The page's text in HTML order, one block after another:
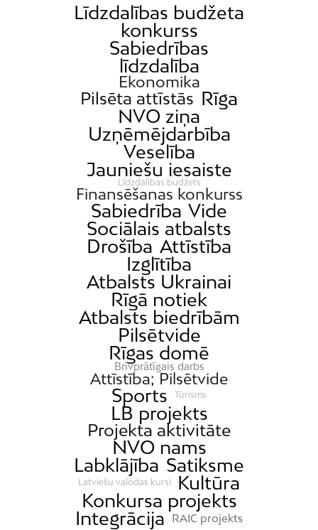
Līdzdalības budžeta
konkurss
Sabiedrības
līdzdalība
Ekonomika
Pilsēta attīstās Rīga
NVO ziņa
Uzņēmējdarbība
Veselība
Jauniešu iesaiste
Līdzdalības budžets
Finansēšanas konkurss
Sabiedrība Vide
Sociālais atbalsts
Drošība Attīstība
Izglītība
Atbalsts Ukrainai
Rīgā notiek
Atbalsts biedrībām
Pilsētvide
Rīgas domē
Brīvprātīgais darbs
Attīstība; Pilsētvide
Sports Tūrisms
LB projekts
Projekta aktivitāte
NVO nams
Labklājība Satiksme
Latviešu valodas kursi
Kultūra
Konkursa projekts
Integrācija
RAIC projekts